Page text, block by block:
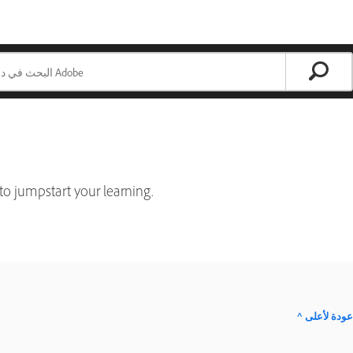
jumpstart your learning.
^ عودة لأعلى